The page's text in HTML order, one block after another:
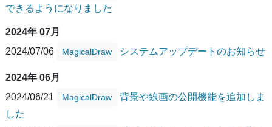
できるようになりました
2024年 07月
2024/07/06
MagicalDraw システムアップデートのお知らせ
2024年 06月
2024/06/21
MagicalDraw
背景や線画の公開機能を追加しま
した